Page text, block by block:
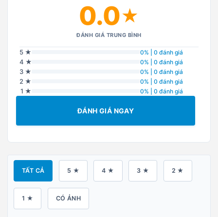
0.0★
ĐÁNH GIÁ TRUNG BÌNH
5 ★ 0% | 0 đánh giá
4 ★ 0% | 0 đánh giá
3 ★ 0% | 0 đánh giá
2 ★ 0% | 0 đánh giá
1 ★ 0% | 0 đánh giá
ĐÁNH GIÁ NGAY
TẤT CẢ 5 ★ 4 ★ 3 ★ 2 ★
1 ★ CÓ ẢNH